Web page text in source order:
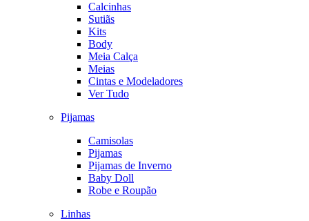
Calcinhas
Sutiãs
Kits
Body
Meia Calça
Meias
Cintas e Modeladores
Ver Tudo
Pijamas
Camisolas
Pijamas
Pijamas de Inverno
Baby Doll
Robe e Roupão
Linhas